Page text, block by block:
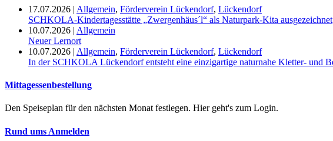
17.07.2026 | Allgemein, Förderverein Lückendorf, Lückendorf
SCHKOLA-Kindertagesstätte „Zwergenhäus´l“ als Naturpark-Kita ausgezeichnet
10.07.2026 | Allgemein
Neuer Lernort
10.07.2026 | Allgemein, Förderverein Lückendorf, Lückendorf
In der SCHKOLA Lückendorf entsteht eine einzigartige naturnahe Kletter- und
Mittagessenbestellung
Den Speiseplan für den nächsten Monat festlegen. Hier geht's zum Login.
Rund ums Anmelden